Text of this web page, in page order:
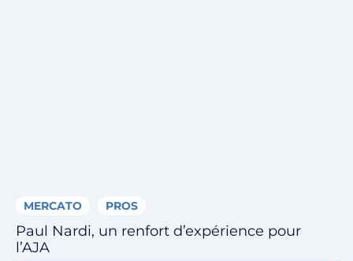
MERCATO PROS
Paul Nardi, un renfort d’expérience pour
l’AJA